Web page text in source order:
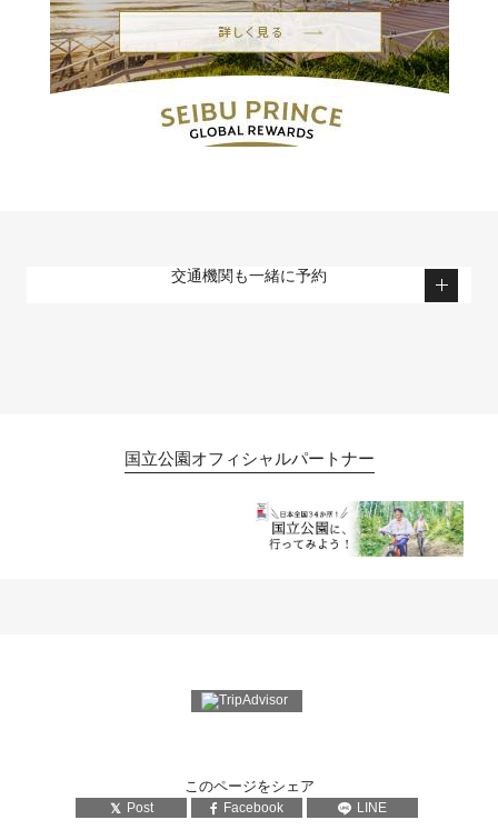
交通機関も一緒に予約
国立公園オフィシャルパートナー
このページをシェア
Post Facebook LINE